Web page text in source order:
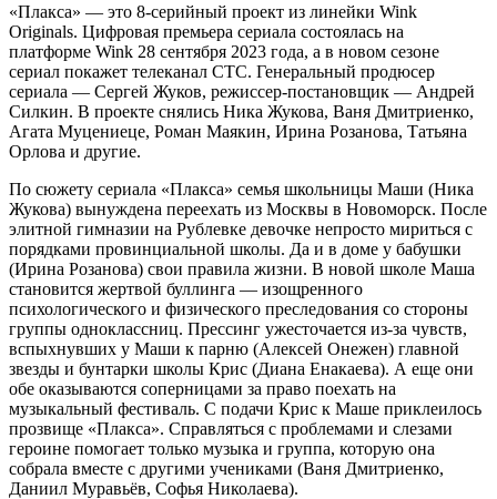
«Плакса» — это 8-серийный проект из линейки Wink
Originals. Цифровая премьера сериала состоялась на
платформе Wink 28 сентября 2023 года, а в новом сезоне
сериал покажет телеканал СТС. Генеральный продюсер
сериала — Сергей Жуков, режиссер-постановщик — Андрей
Силкин. В проекте снялись Ника Жукова, Ваня Дмитриенко,
Агата Муцениеце, Роман Маякин, Ирина Розанова, Татьяна
Орлова и другие.
По сюжету сериала «Плакса» семья школьницы Маши (Ника
Жукова) вынуждена переехать из Москвы в Новоморск. После
элитной гимназии на Рублевке девочке непросто мириться с
порядками провинциальной школы. Да и в доме у бабушки
(Ирина Розанова) свои правила жизни. В новой школе Маша
становится жертвой буллинга — изощренного
психологического и физического преследования со стороны
группы одноклассниц. Прессинг ужесточается из-за чувств,
вспыхнувших у Маши к парню (Алексей Онежен) главной
звезды и бунтарки школы Крис (Диана Енакаева). А еще они
обе оказываются соперницами за право поехать на
музыкальный фестиваль. С подачи Крис к Маше приклеилось
прозвище «Плакса». Справляться с проблемами и слезами
героине помогает только музыка и группа, которую она
собрала вместе с другими учениками (Ваня Дмитриенко,
Даниил Муравьёв, Софья Николаева).